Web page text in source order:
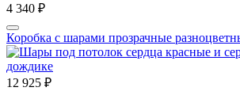
4 340 ₽
Коробка с шарами прозрачные
12 925 ₽